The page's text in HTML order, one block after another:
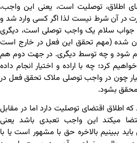
اطلاق، توصلیت است، یعنی این واجب،
در آن شرط نیست لذا اگر کسی وارد شد و
سلام یک واجب توصلی است، دیگری
شده (مهم تحقق این فعل در خارج است
شود و چه توسط دیگری. در جهت دوم هم
کرد؛ چه با اراده و اختیار انجام داده
چون در واجب توصلی ملاک تحقق فعل در
بشود.
اطلاق اقتضای توصلیت دارد اما در مقابل
می‏کند این واجب تعبدی باشد یعنی
ببینیم بالاخره حق با مشهور است یا با